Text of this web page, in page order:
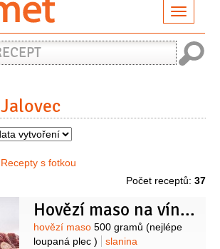
Jalovec
Recepty s fotkou
Počet receptů: 37
Hovězí maso na víně a mléce
Suroviny
hovězí maso 500 gramů (nejlépe
loupaná plec )
slanina